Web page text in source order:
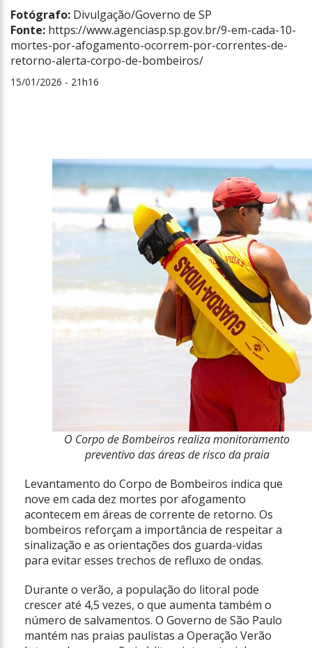
Fotógrafo: Divulgação/Governo de SP
Fonte: https://www.agenciasp.sp.gov.br/9-em-cada-10-
mortes-por-afogamento-ocorrem-por-correntes-de-
retorno-alerta-corpo-de-bombeiros/
15/01/2026 - 21h16
O Corpo de Bombeiros realiza monitoramento
preventivo das áreas de risco da praia
Levantamento do Corpo de Bombeiros indica que
nove em cada dez mortes por afogamento
acontecem em áreas de corrente de retorno. Os
bombeiros reforçam a importância de respeitar a
sinalização e as orientações dos guarda-vidas
para evitar esses trechos de refluxo de ondas.
Durante o verão, a população do litoral pode
crescer até 4,5 vezes, o que aumenta também o
número de salvamentos. O Governo de São Paulo
mantém nas praias paulistas a Operação Verão